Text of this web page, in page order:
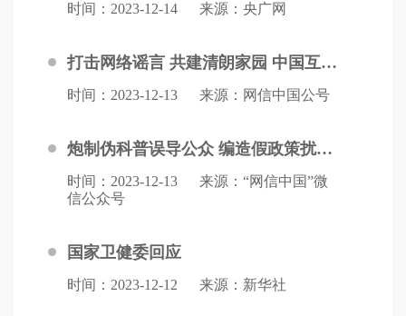
时间：2023-12-14 来源：央广网
打击网络谣言 共建清朗家园 中国互联网联合辟谣平台2023年11月辟谣榜
时间：2023-12-13 来源：网信中国公号
炮制伪科普误导公众 编造假政策扰乱视听——中国互联网联合辟谣平台2023年11月辟谣榜综述
时间：2023-12-13
来源：“网信中国”微
信公众号
国家卫健委回应
时间：2023-12-12 来源：新华社